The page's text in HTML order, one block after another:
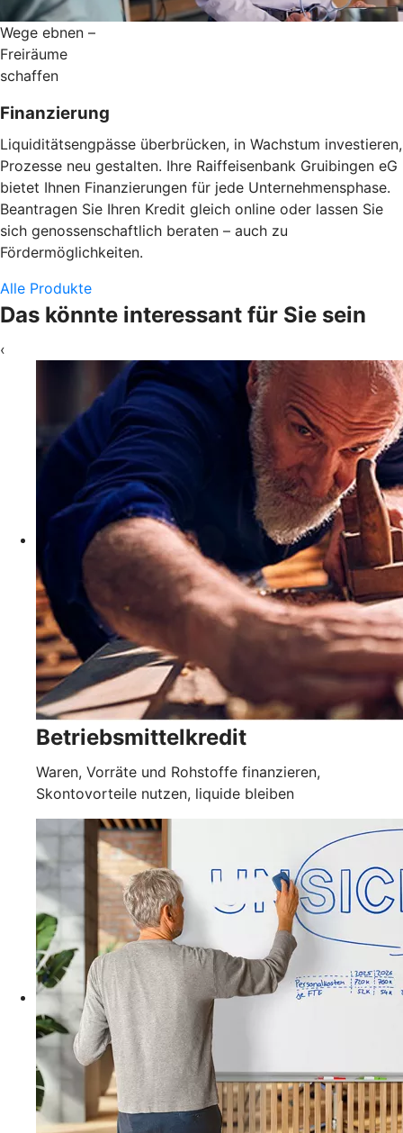
Wege ebnen –
Freiräume
schaffen
Finanzierung
Liquiditätsengpässe überbrücken, in Wachstum investieren,
Prozesse neu gestalten. Ihre Raiffeisenbank Gruibingen eG
bietet Ihnen Finanzierungen für jede Unternehmensphase.
Beantragen Sie Ihren Kredit gleich online oder lassen Sie
sich genossenschaftlich beraten – auch zu
Fördermöglichkeiten.
Alle Produkte
Das könnte interessant für Sie sein
‹
Betriebsmittelkredit
Waren, Vorräte und Rohstoffe finanzieren,
Skontovorteile nutzen, liquide bleiben